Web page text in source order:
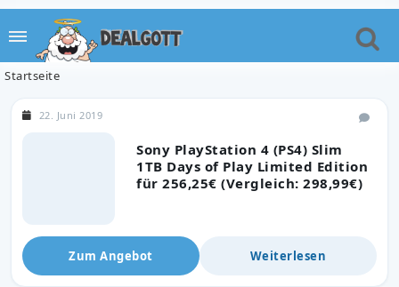
Startseite
Sony PlayStation 4 (PS4) Slim
1TB Days of Play Limited Edition
für 256,25€ (Vergleich: 298,99€)
22. Juni 2019
Zum Angebot Weiterlesen